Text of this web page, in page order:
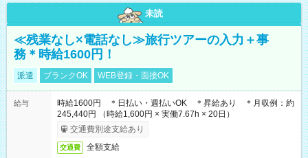
未読
≪残業なし×電話なし≫旅行ツアーの入力＋事
務＊時給1600円！
派遣 ブランクOK WEB登録・面接OK
給与
時給1600円 ＊日払い・週払いOK ＊昇給あり ＊月収例：約
245,440円 （時給1,600円 × 実働7.67h × 20日）
交通費別途支給あり
交通費 全額支給